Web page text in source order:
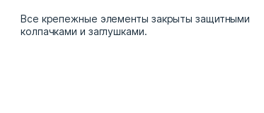
Все крепежные элементы закрыты защитными
колпачками и заглушками.